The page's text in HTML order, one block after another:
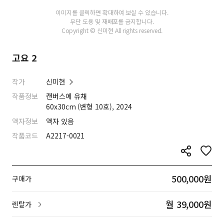
이미지를 클릭하면 확대하여 보실 수 있습니다.
무단 도용 및 재배포를 금지합니다.
Copyright © 신미현 All rights reserved.
고요 2
작가
신미현
작품정보
캔버스에 유채
60x30cm (변형 10호), 2024
액자정보
액자 있음
작품코드
A2217-0021
구매가 500,000원
렌탈가 월 39,000원